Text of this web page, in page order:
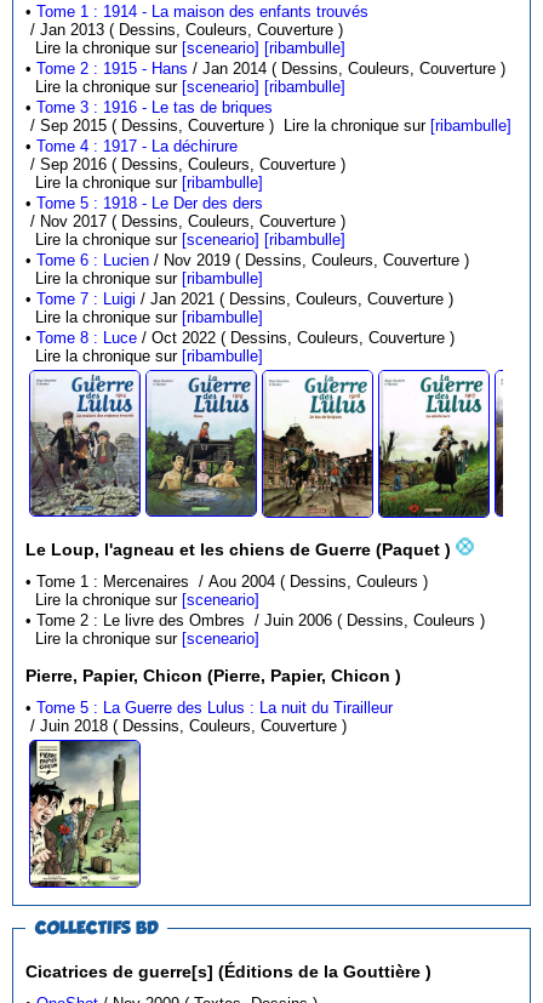
•Tome 1 : 1914 - La maison des enfants trouvés
/ Jan 2013 ( Dessins, Couleurs, Couverture )
Lire la chronique sur [sceneario] [ribambulle]
•Tome 2 : 1915 - Hans
/ Jan 2014 ( Dessins, Couleurs, Couverture )
Lire la chronique sur [sceneario] [ribambulle]
•Tome 3 : 1916 - Le tas de briques
/ Sep 2015 ( Dessins, Couverture ) Lire la chronique sur [ribambulle]
•Tome 4 : 1917 - La déchirure
/ Sep 2016 ( Dessins, Couleurs, Couverture )
Lire la chronique sur [ribambulle]
•Tome 5 : 1918 - Le Der des ders
/ Nov 2017 ( Dessins, Couleurs, Couverture )
Lire la chronique sur [sceneario] [ribambulle]
•Tome 6 : Lucien
/ Nov 2019 ( Dessins, Couleurs, Couverture )
Lire la chronique sur [ribambulle]
•Tome 7 : Luigi
/ Jan 2021 ( Dessins, Couleurs, Couverture )
Lire la chronique sur [ribambulle]
•Tome 8 : Luce
/ Oct 2022 ( Dessins, Couleurs, Couverture )
Lire la chronique sur [ribambulle]
Le Loup, l'agneau et les chiens de Guerre (Paquet )
• Tome 1 : Mercenaires / Aou 2004 ( Dessins, Couleurs )
Lire la chronique sur [sceneario]
• Tome 2 : Le livre des Ombres / Juin 2006 ( Dessins, Couleurs )
Lire la chronique sur [sceneario]
Pierre, Papier, Chicon (Pierre, Papier, Chicon )
•Tome 5 : La Guerre des Lulus : La nuit du Tirailleur
/ Juin 2018 ( Dessins, Couleurs, Couverture )
COLLECTIFS BD
Cicatrices de guerre[s] (Éditions de la Gouttière )